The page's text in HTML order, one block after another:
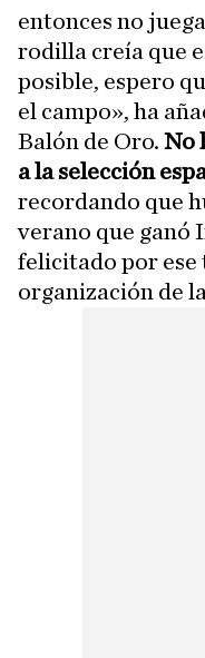
entonces no
rodilla creía que
posible, espero
el campo», ha
Balón de Oro. No
a la selección
recordando que
verano que ganó
felicitado por ese
organización de